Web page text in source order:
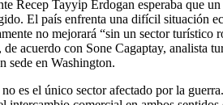
Recep Tayyip Erdogan esperaba que
El país enfrenta una difícil situación
no mejorará “sin un sector turístico
de acuerdo con Sone Cagaptay, analista
sede en Washington.
es el único sector afectado por la